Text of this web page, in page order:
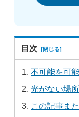
目次
不可能を可
光がない場
この記事ま